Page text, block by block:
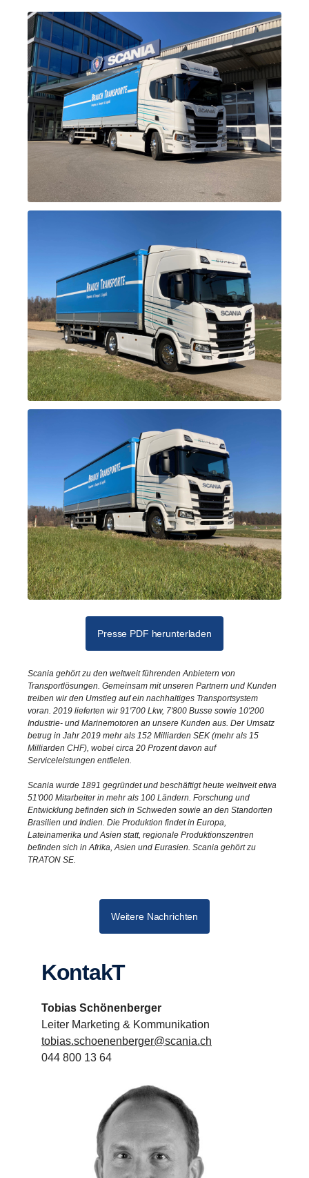
Presse PDF herunterladen
Scania gehört zu den weltweit führenden Anbietern von
Transportlösungen. Gemeinsam mit unseren Partnern und Kunden
treiben wir den Umstieg auf ein nachhaltiges Transportsystem
voran. 2019 lieferten wir 91'700 Lkw, 7'800 Busse sowie 10'200
Industrie- und Marinemotoren an unsere Kunden aus. Der Umsatz
betrug in Jahr 2019 mehr als 152 Milliarden SEK (mehr als 15
Milliarden CHF), wobei circa 20 Prozent davon auf
Serviceleistungen entfielen.
Scania wurde 1891 gegründet und beschäftigt heute weltweit etwa
51'000 Mitarbeiter in mehr als 100 Ländern. Forschung und
Entwicklung befinden sich in Schweden sowie an den Standorten
Brasilien und Indien. Die Produktion findet in Europa,
Lateinamerika und Asien statt, regionale Produktionszentren
befinden sich in Afrika, Asien und Eurasien. Scania gehört zu
TRATON SE.
Weitere Nachrichten
KontakT
Tobias Schönenberger
Leiter Marketing & Kommunikation
tobias.schoenenberger@scania.ch
044 800 13 64